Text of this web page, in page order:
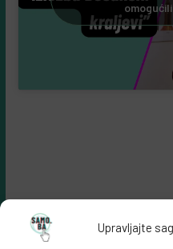
Upravljajte